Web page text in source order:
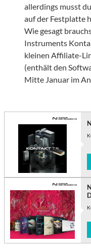
allerdings musst
auf der Festplatte
Wie gesagt
Instruments
kleinen Affiliate-
(enthält den
Mitte Januar im